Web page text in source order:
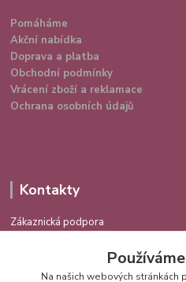
Pomáháme
Akční nabídka
Doprava a platba
Obchodní podmínky
Vrácení zboží a reklamace
Ochrana osobních údajů
Kontakty
Zákaznická podpora
Na našich webových